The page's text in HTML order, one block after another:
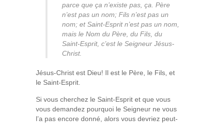
parce que ça n’existe pas, ça. Père
n’est pas un nom; Fils n’est pas un
nom; et Saint-Esprit n’est pas un nom,
mais le Nom du Père, du Fils, du
Saint-Esprit, c’est le Seigneur Jésus-
Christ.
Jésus-Christ est Dieu! Il est le Père, le Fils, et
le Saint-Esprit.
Si vous cherchez le Saint-Esprit et que vous
vous demandez pourquoi le Seigneur ne vous
l’a pas encore donné, alors vous devriez peut-